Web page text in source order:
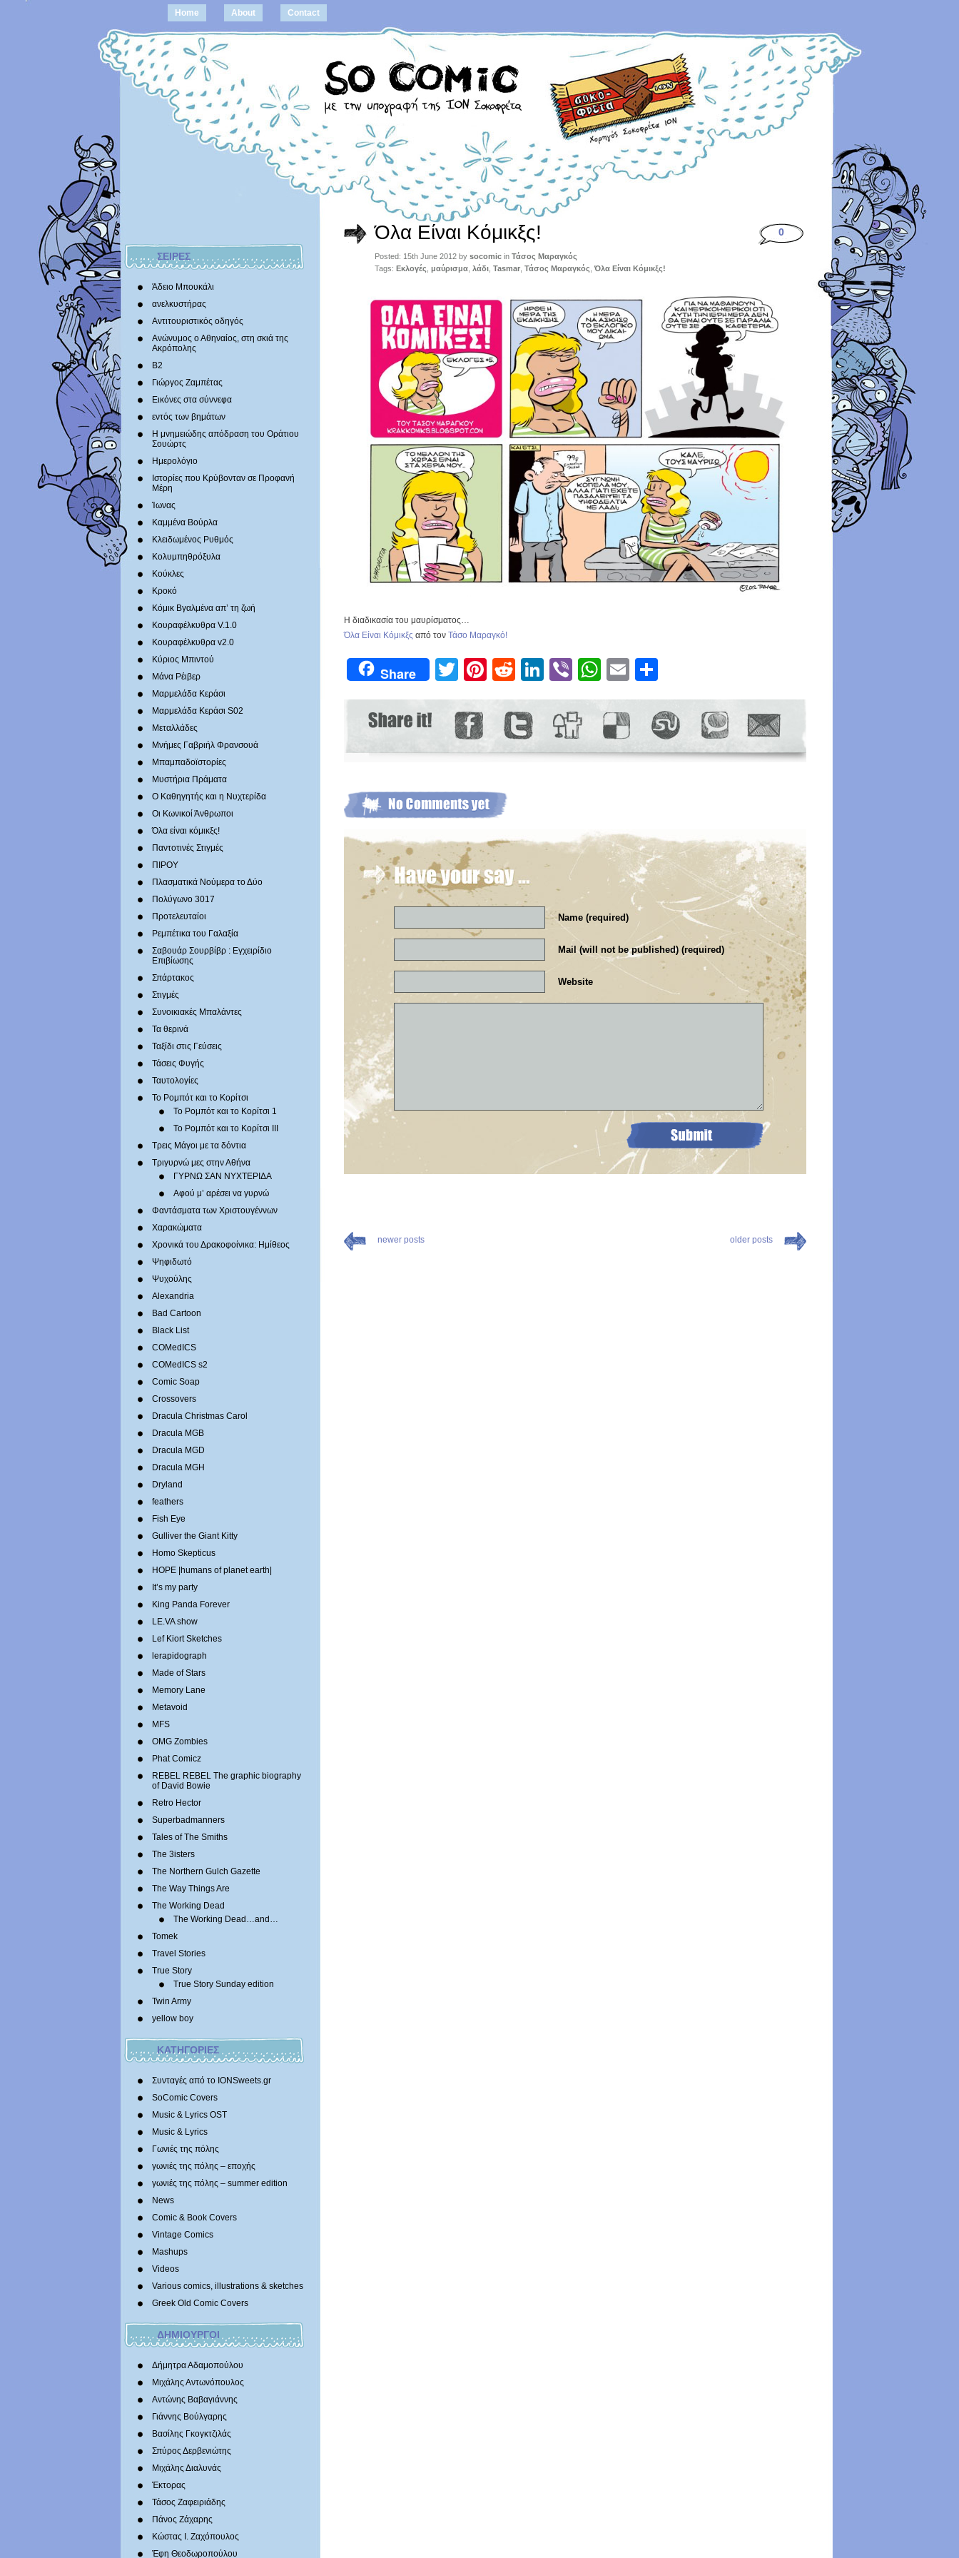
Home About Contact
ΣΕΙΡΕΣ
Άδειο Μπουκάλι
ανελκυστήρας
Αντιτουριστικός οδηγός
Ανώνυμος ο Αθηναίος, στη σκιά της
Ακρόπολης
Β2
Γιώργος Ζαμπέτας
Εικόνες στα σύννεφα
εντός των βημάτων
Η μνημειώδης απόδραση του Οράτιου
Σουώρτς
Ημερολόγιο
Ιστορίες που Κρύβονταν σε Προφανή
Μέρη
Ίωνας
Καμμένα Βούρλα
Κλειδωμένος Ρυθμός
Κολυμπηθρόξυλα
Κούκλες
Κροκό
Κόμικ Βγαλμένα απ’ τη ζωή
Κουραφέλκυθρα V.1.0
Κουραφέλκυθρα v2.0
Κύριος Μπιντού
Μάνα Ρέιβερ
Μαρμελάδα Κεράσι
Μαρμελάδα Κεράσι S02
Μεταλλάδες
Mνήμες Γαβριήλ Φρανσουά
Μπαμπαδοϊστορίες
Μυστήρια Πράματα
Ο Καθηγητής και η Νυχτερίδα
Οι Κωνικοί Άνθρωποι
Όλα είναι κόμικξς!
Παντοτινές Στιγμές
ΠΙΡΟΥ
Πλασματικά Νούμερα το Δύο
Πολύγωνο 3017
Προτελευταίοι
Ρεμπέτικα του Γαλαξία
Σαβουάρ Σουρβίβρ : Εγχειρίδιο
Επιβίωσης
Σπάρτακος
Στιγμές
Συνοικιακές Μπαλάντες
Τα θερινά
Ταξίδι στις Γεύσεις
Τάσεις Φυγής
Ταυτολογίες
Το Ρομπότ και το Κορίτσι
Το Ρομπότ και το Κορίτσι 1
Το Ρομπότ και το Κορίτσι III
Τρεις Μάγοι με τα δόντια
Τριγυρνώ μες στην Αθήνα
ΓΥΡΝΩ ΣΑΝ ΝΥΧΤΕΡΙΔΑ
Αφού μ’ αρέσει να γυρνώ
Φαντάσματα των Χριστουγέννων
Χαρακώματα
Χρονικά του Δρακοφοίνικα: Ημίθεος
Ψηφιδωτό
Ψυχούλης
Alexandria
Bad Cartoon
Black List
COMedICS
COMedICS s2
Comic Soap
Crossovers
Dracula Christmas Carol
Dracula MGB
Dracula MGD
Dracula MGH
Dryland
feathers
Fish Eye
Gulliver the Giant Kitty
Homo Skepticus
HOPE |humans of planet earth|
It’s my party
King Panda Forever
LE.VA show
Lef Kiort Sketches
lerapidograph
Made of Stars
Memory Lane
Metavoid
MFS
OMG Zombies
Phat Comicz
REBEL REBEL The graphic biography
of David Bowie
Retro Hector
Superbadmanners
Tales of The Smiths
The 3isters
The Northern Gulch Gazette
The Way Things Are
The Working Dead
The Working Dead…and…
Tomek
Travel Stories
True Story
True Story Sunday edition
Twin Army
yellow boy
ΚΑΤΗΓΟΡΙΕΣ
Συνταγές από το IONSweets.gr
SoComic Covers
Music & Lyrics OST
Music & Lyrics
Γωνιές της πόλης
γωνιές της πόλης – εποχής
γωνιές της πόλης – summer edition
News
Comic & Book Covers
Vintage Comics
Mashups
Videos
Various comics, illustrations & sketches
Greek Old Comic Covers
ΔΗΜΙΟΥΡΓΟΙ
Δήμητρα Αδαμοπούλου
Μιχάλης Αντωνόπουλος
Αντώνης Βαβαγιάννης
Γιάννης Βούλγαρης
Βασίλης Γκογκτζιλάς
Σπύρος Δερβενιώτης
Mιχάλης Διαλυνάς
Έκτορας
Τάσος Ζαφειριάδης
Πάνος Ζάχαρης
Κώστας Ι. Ζαχόπουλoς
Έφη Θεοδωροπούλου
Όλα Είναι Κόμικξς!
Posted: 15th June 2012 by socomic in Τάσος Μαραγκός
Tags: Εκλογές μαύρισμα λάδι Tasmar Τάσος Μαραγκός Όλα Είναι Κόμικξς!
0
Η διαδικασία του μαυρίσματος…
Όλα Είναι Κόμικξς από τον Τάσο Μαραγκό!
Share Twitter
Pinterest
RedditLinkedIn
ViberWhatsApp
Email
Name (required)
Mail (will not be published) (required)
Website
newer posts older posts